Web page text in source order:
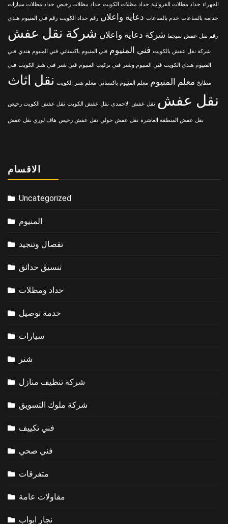
الجهراء حداد مظلات الفروانية حداد مظلات الكويت حداد مظلات رخيص حداد مظلات سيارات
خدامه بالساعات خدم بالساعات دعاية واعلان رقم حداد الكويت رقم فني المنيوم هندي
رقم نقل عفش سيجما شركة دعاية واعلان شركة نقل عفش
شركة نقل عفش بالكويت فني المنيوم فني المنيوم باكستاني فني المنيوم هندي فني
المنيوم هندي الكويت فني المنيوم وشتر فني تركيب المنيوم فني شتر فني شتر الكويت فني
مطابخ معلم المنيوم معلم المنيوم باكستاني معلم شتر الكويت نقل اثاث
نقل عفش نقل عفش الاحمدي نقل عفش الكويت نقل عفش الكويت رخيص
نقل عفش المنطقة العاشرة نقل عفش حولي نقل عفش رخيص هاف لوري نقل عفش
الاقسام
Uncategorized
المنيوم
تفصال وتنجيد
تنسيق حدائق
حداد ومظلات
خدمة توصيل
سيارات
شتر
شركة تنظيف منازل
شركة ملوك التسويق
فني تكييف
فني صحي
متفرقات
مقاولات عامة
نجار ابواب